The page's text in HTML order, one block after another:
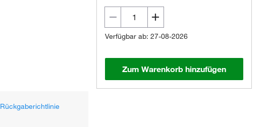
Rückgaberichtlinie
Verfügbar ab: 27-08-2026
Zum Warenkorb hinzufügen